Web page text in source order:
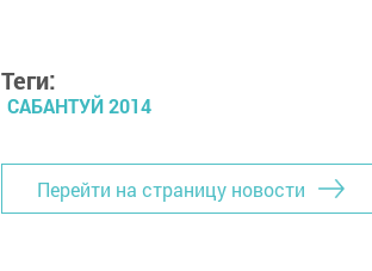
Теги:
САБАНТУЙ 2014
Перейти на страницу новости